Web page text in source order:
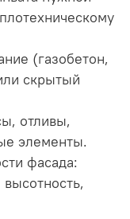
(газобетон,
скрытый
отливы,
элементы.
фасада: